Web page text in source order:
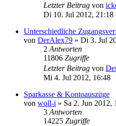
Letzter Beitrag von
Di 10. Jul 2012, 21:18
Unterschiedliche
von DerAlex79 » Di 3. Jul
2 Antworten
11806 Zugriffe
Letzter Beitrag von
Mi 4. Jul 2012, 16:48
Sparkasse & Kontoauszüge
von woll-i » Sa 2. Jun 2012,
3 Antworten
14225 Zugriffe